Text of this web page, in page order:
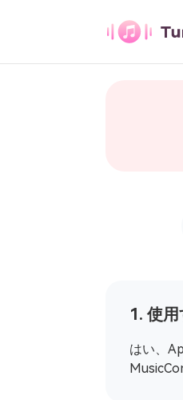
Appleの音楽コンバータ
1. 使
はい、